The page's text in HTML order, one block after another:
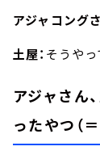
アジャコングさ
土屋： そうや
アジャさん
ったやつ（